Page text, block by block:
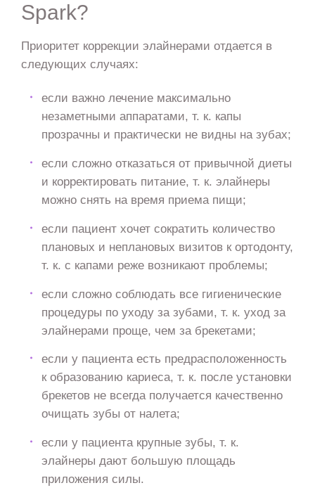
Spark?
Приоритет коррекции элайнерами отдается в
следующих случаях:
если важно лечение максимально
незаметными аппаратами, т. к. капы
прозрачны и практически не видны на зубах;
если сложно отказаться от привычной диеты
и корректировать питание, т. к. элайнеры
можно снять на время приема пищи;
если пациент хочет сократить количество
плановых и неплановых визитов к ортодонту,
т. к. с капами реже возникают проблемы;
если сложно соблюдать все гигиенические
процедуры по уходу за зубами, т. к. уход за
элайнерами проще, чем за брекетами;
если у пациента есть предрасположенность
к образованию кариеса, т. к. после установки
брекетов не всегда получается качественно
очищать зубы от налета;
если у пациента крупные зубы, т. к.
элайнеры дают большую площадь
приложения силы.